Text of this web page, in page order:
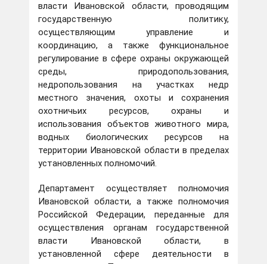
власти Ивановской области, проводящим
государственную политику,
осуществляющим управление и
координацию, а также функциональное
регулирование в сфере охраны окружающей
среды, природопользования,
недропользования на участках недр
местного значения, охоты и сохранения
охотничьих ресурсов, охраны и
использования объектов животного мира,
водных биологических ресурсов на
территории Ивановской области в пределах
установленных полномочий.
Департамент осуществляет полномочия
Ивановской области, а также полномочия
Российской Федерации, переданные для
осуществления органам государственной
власти Ивановской области, в
установленной сфере деятельности в